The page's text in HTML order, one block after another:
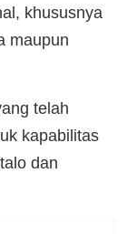
khususnya
maupun
telah
kapabilitas
dan